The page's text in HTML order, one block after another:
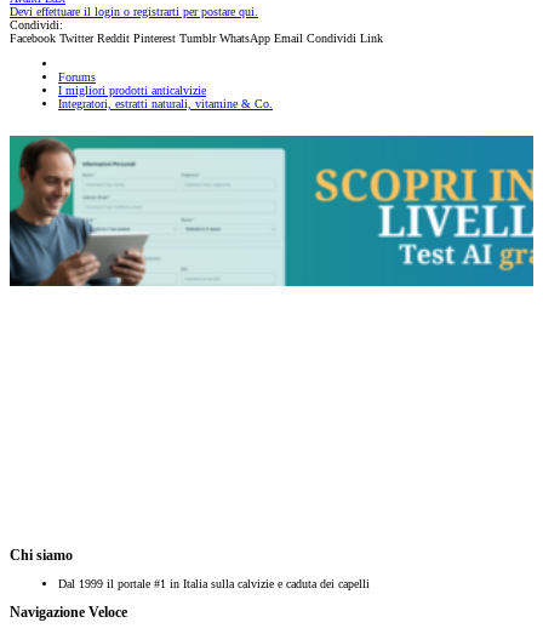
Devi effettuare il login o registrarti per postare qui.
Condividi:
Facebook Twitter Reddit Pinterest Tumblr WhatsApp Email Condividi Link
Forums
I migliori prodotti anticalvizie
Integratori, estratti naturali, vitamine & Co.
Chi siamo
Dal 1999 il portale #1 in Italia sulla calvizie e caduta dei capelli
Navigazione Veloce